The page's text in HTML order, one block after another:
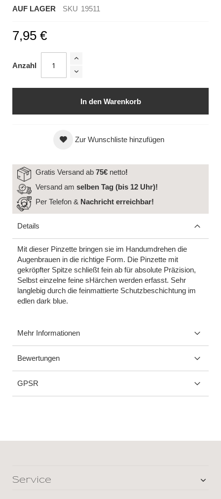
AUF LAGER SKU 19511
7,95 €
Anzahl
In den Warenkorb
Zur Wunschliste hinzufügen
Gratis Versand ab 75€ netto!
Versand am selben Tag (bis 12 Uhr)!
Per Telefon & Nachricht erreichbar!
Details
Mit dieser Pinzette bringen sie im Handumdrehen die
Augenbrauen in die richtige Form. Die Pinzette mit
gekröpfter Spitze schließt fein ab für absolute Präzision,
Selbst einzelne feine sHärchen werden erfasst. Sehr
langlebig durch die feinmattierte Schutzbeschichtung im
edlen dark blue.
Mehr Informationen
Bewertungen
GPSR
Service